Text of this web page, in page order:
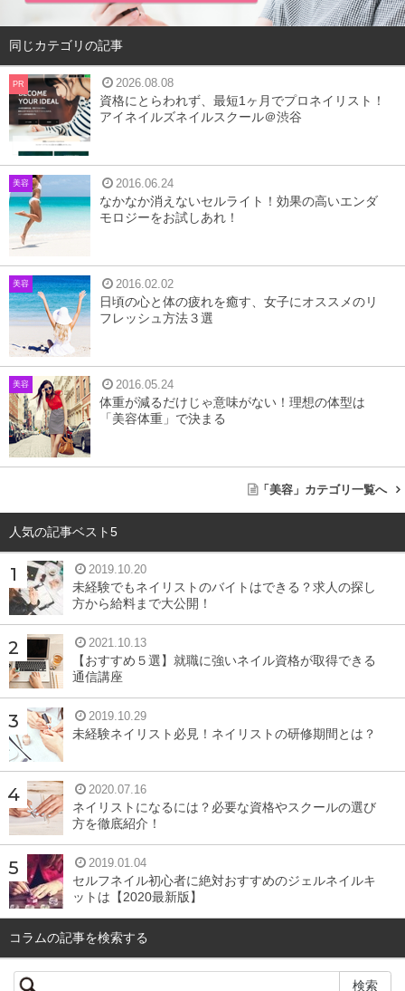
そもそも肌のキメって？
肌の話をすると、肌のキメが～というフレーズを聞くこと
がありますよね。そもそも肌の「キメ」とは何なのかをご
存知でしょうか。肌は一番外側の「表皮」とその内側の
「真皮」そしてその一番奥の「皮下組織」で成り立ってい
ます。
表皮は外からの刺激が内部に侵入しないよう肌を守る役目
や、水分の蒸発を防いで肌を保湿するバリアの役目をして
います。次の真皮はコラーゲンやエラスチンで生成されて
いて、肌の弾力を保つための大切な役割を担っているのが
そして最後の皮下組織はそのほとんどが皮下脂肪です。皮
膚組織に栄養を運ぶはたらきや老廃物を運ぶのを仕事とし
ています。
キメに関係があるのはこのうちの表皮の部分。表皮をよく
見ると、キメの良し悪しがわかってしまうのですが、では
どんな状態のことを言うのでしょう。
キメが細かい状態とは
表皮を拡大してよく見てみると、細かな線が入っているこ
とがわかりますよね。さらによく見てみると、その線は網
目のようになっていることに気付きます。
この網目は線の部分が「皮溝」、その線に囲まれている部
分を「皮丘」と言います。この網目がほぼ同じ大きさで規
則正しく三角形や四角形をつくっている状態が「肌のキメ
同じカテゴリの記事
PR 2026.08.08
資格にとらわれず、最短1ヶ月でプロネイリスト！
アイネイルズネイルスクール＠渋谷
美容 2016.06.24
なかなか消えないセルライト！効果の高いエンダ
モロジーをお試しあれ！
美容 2016.02.02
日頃の心と体の疲れを癒す、女子にオススメのリ
フレッシュ方法３選
美容 2016.05.24
体重が減るだけじゃ意味がない！理想の体型は
「美容体重」で決まる
「美容」カテゴリ一覧へ
人気の記事ベスト5
2019.10.20
未経験でもネイリストのバイトはできる？求人の探し
方から給料まで大公開！
2021.10.13
【おすすめ５選】就職に強いネイル資格が取得できる
通信講座
2019.10.29
未経験ネイリスト必見！ネイリストの研修期間とは？
2020.07.16
ネイリストになるには？必要な資格やスクールの選び
方を徹底紹介！
2019.01.04
セルフネイル初心者に絶対おすすめのジェルネイルキ
ットは【2020最新版】
コラムの記事を検索する